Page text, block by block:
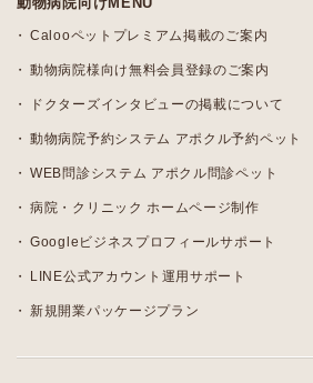
Calooペットプレミアム掲載のご案内
動物病院様向け無料会員登録のご案内
ドクターズインタビューの掲載について
動物病院予約システム アポクル予約ペット
WEB問診システム アポクル問診ペット
病院・クリニック ホームページ制作
Googleビジネスプロフィールサポート
LINE公式アカウント運用サポート
新規開業パッケージプラン